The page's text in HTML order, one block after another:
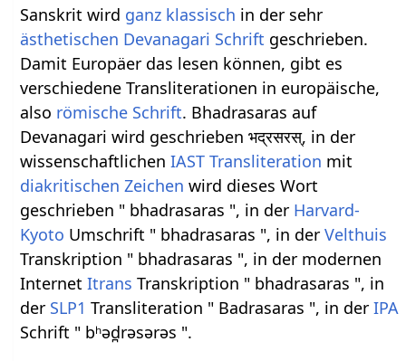
Sanskrit wird ganz klassisch in der sehr
ästhetischen Devanagari Schrift geschrieben.
Damit Europäer das lesen können, gibt es
verschiedene Transliterationen in europäische,
also römische Schrift. Bhadrasaras auf
Devanagari wird geschrieben भद्रसरस्, in der
wissenschaftlichenIAST Transliteration mit
diakritischen Zeichen wird dieses Wort
geschrieben " bhadrasaras ", in der Harvard-
Kyoto Umschrift " bhadrasaras ", in derVelthuis
Transkription " bhadrasaras ", in der modernen
InternetItrans Transkription " bhadrasaras ", in
der SLP1 Transliteration " Badrasaras ", in derIPA
Schrift " bʰəd̪rəsərəs ".